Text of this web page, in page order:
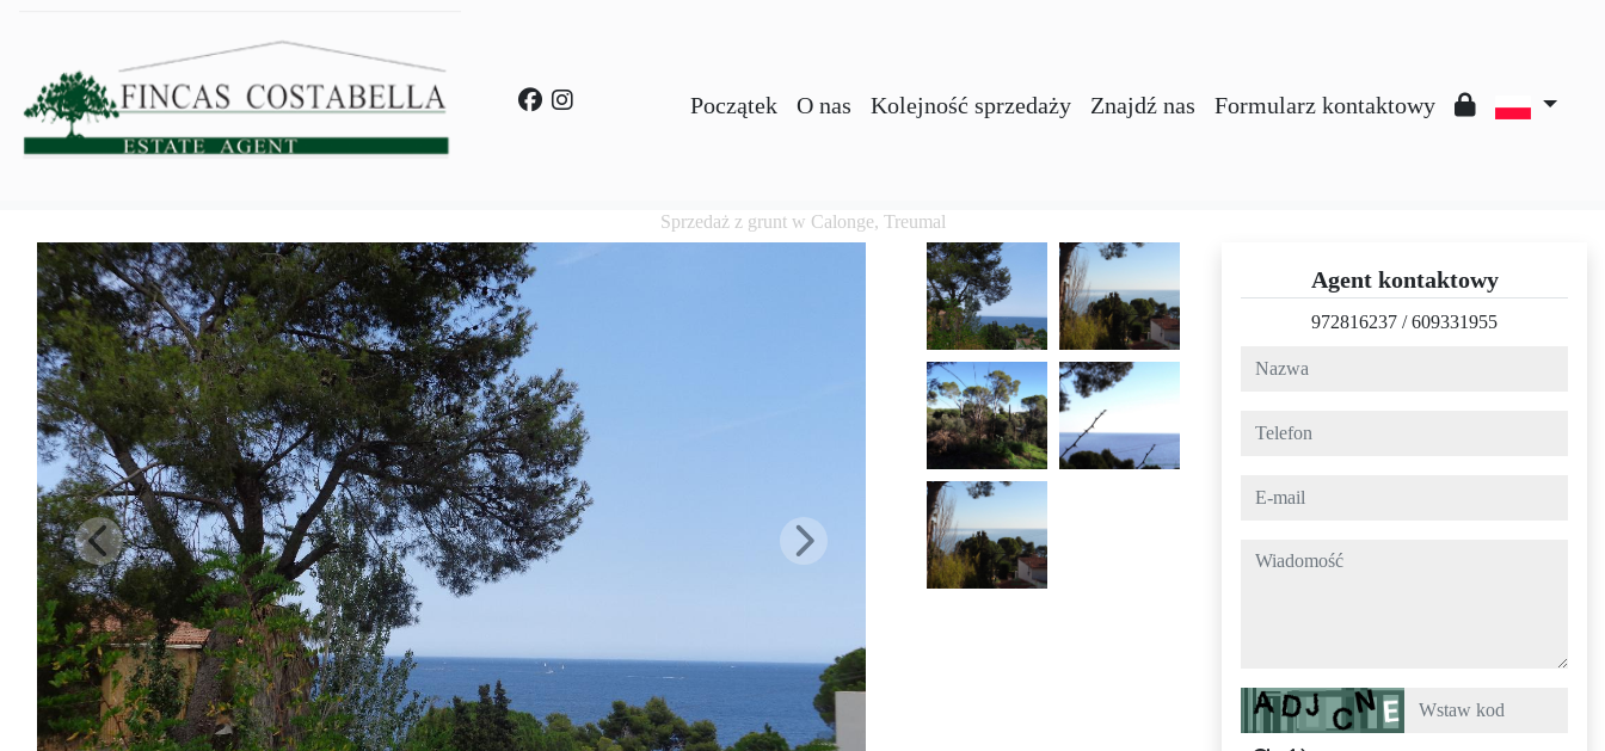
Początek O nas Kolejność sprzedaży Znajdź nas Formularz kontaktowy
Sprzedaż z grunt w Calonge, Treumal
Agent kontaktowy
972816237 /609331955
nazwa
telefon
e-mail
wiadomość
Captcha